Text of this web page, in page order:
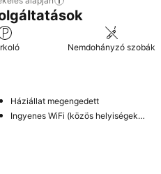
Nemdohányzó szobák
Háziállat megengedett
Ingyenes WiFi (közös helyiségekben)